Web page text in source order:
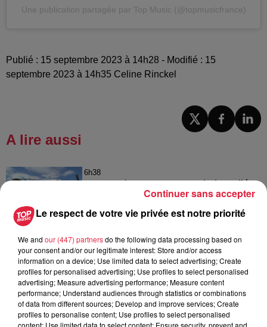
Une publication partagée par Top Music (@topmusicfrance)
Publié : 15 septembre 2023 à 14h28 - Modifié : 15
septembre 2023 à 14h35 Celine Rinckel
A lire aussi
6h38
Les sentiers poussettes de la Vallée
6 août 2026
À Hoerdt, de l’eau brune sort des
robinets
Le respect de votre vie privée est notre priorité
We and our (447) partnersdo the following data processing based on
your consent and/or our legitimate interest: Store and/or access
information on a device; Use limited data to select advertising; Create
profiles for personalised advertising; Use profiles to select personalised
advertising; Measure advertising performance; Measure content
performance; Understand audiences through statistics or combinations
of data from different sources; Develop and improve services; Create
profiles to personalise content; Use profiles to select personalised
content; Use limited data to select content; Ensure security, prevent and
Continuer sans accepter